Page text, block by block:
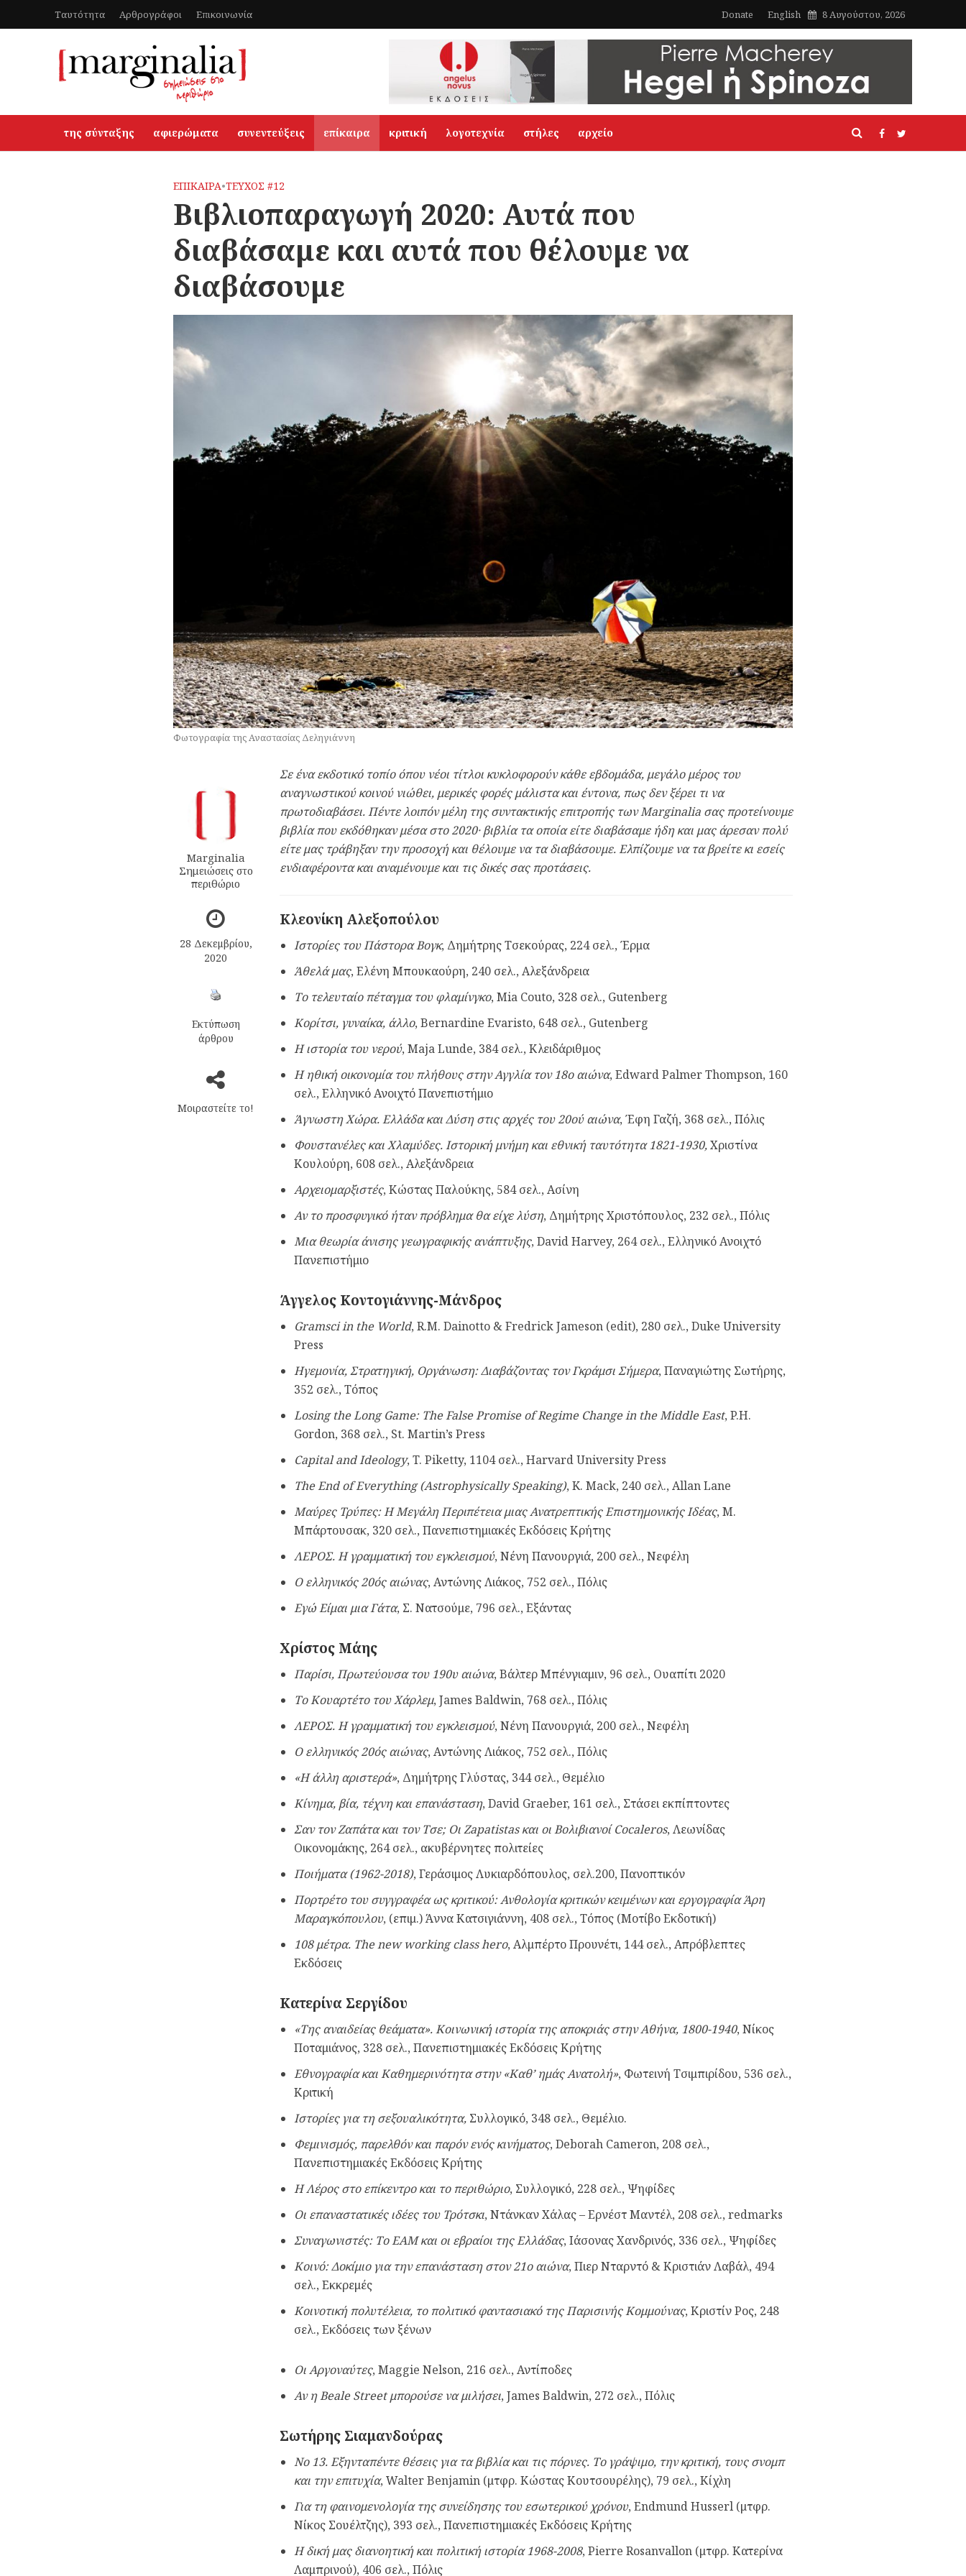
Ταυτότητα Αρθρογράφοι Επικοινωνία Donate English 8 Αυγούστου, 2026
της σύνταξης αφιερώματα συνεντεύξεις επίκαιρα κριτική λογοτεχνία στήλες αρχείο
ΕΠΙΚΑΙΡΑ•ΤΕΥΧΟΣ #12
Βιβλιοπαραγωγή 2020: Αυτά που
διαβάσαμε και αυτά που θέλουμε να
διαβάσουμε
Φωτογραφία της Αναστασίας Δεληγιάννη
Marginalia
Σημειώσεις στο
περιθώριο
28 Δεκεμβρίου,
2020
Εκτύπωση
άρθρου
Μοιραστείτε το!
Σε ένα εκδοτικό τοπίο όπου νέοι τίτλοι κυκλοφορούν κάθε εβδομάδα, μεγάλο μέρος του
αναγνωστικού κοινού νιώθει, μερικές φορές μάλιστα και έντονα, πως δεν ξέρει τι να
πρωτοδιαβάσει. Πέντε λοιπόν μέλη της συντακτικής επιτροπής των Marginalia σας προτείνουμε
βιβλία που εκδόθηκαν μέσα στο 2020· βιβλία τα οποία είτε διαβάσαμε ήδη και μας άρεσαν πολύ
είτε μας τράβηξαν την προσοχή και θέλουμε να τα διαβάσουμε. Ελπίζουμε να τα βρείτε κι εσείς
ενδιαφέροντα και αναμένουμε και τις δικές σας προτάσεις.
Κλεονίκη Αλεξοπούλου
Ιστορίες του Πάστορα Βογκ, Δημήτρης Τσεκούρας, 224 σελ., Έρμα
Άθελά μας, Ελένη Μπουκαούρη, 240 σελ., Αλεξάνδρεια
Το τελευταίο πέταγμα του φλαμίνγκο, Mia Couto, 328 σελ., Gutenberg
Κορίτσι, γυναίκα, άλλο,Bernardine Evaristo, 648 σελ., Gutenberg
Η ιστορία του νερού, Maja Lunde, 384 σελ., Κλειδάριθμος
Η ηθική οικονομία του πλήθους στην Αγγλία τον 18ο αιώνα, Edward Palmer Thompson, 160
σελ., Ελληνικό Ανοιχτό Πανεπιστήμιο
Άγνωστη Χώρα. Ελλάδα και Δύση στις αρχές του 20ού αιώνα, Έφη Γαζή, 368 σελ., Πόλις
Φουστανέλες και Χλαμύδες. Ιστορική μνήμη και εθνική ταυτότητα 1821-1930,Χριστίνα
Κουλούρη, 608 σελ., Αλεξάνδρεια
Αρχειομαρξιστές, Κώστας Παλούκης, 584 σελ., Aσίνη
Αν το προσφυγικό ήταν πρόβλημα θα είχε λύση, Δημήτρης Χριστόπουλος, 232 σελ., Πόλις
Μια θεωρία άνισης γεωγραφικής ανάπτυξης, David Harvey, 264 σελ.,Ελληνικό Ανοιχτό
Πανεπιστήμιο
Άγγελος Κοντογιάννης-Μάνδρος
Gramsci in the World, R.M. Dainotto & Fredrick Jameson (edit), 280 σελ., Duke University
Press
Ηγεμονία, Στρατηγική, Οργάνωση: Διαβάζοντας τον Γκράμσι Σήμερα, Παναγιώτης Σωτήρης,
352 σελ., Τόπος
Losing the Long Game: The False Promise of Regime Change in the Middle East, P.H.
Gordon, 368 σελ., St. Martin’s Press
Capital and Ideology, T. Piketty, 1104 σελ., Harvard University Press
The End of Everything (Astrophysically Speaking), K. Mack, 240 σελ., Allan Lane
Μαύρες Τρύπες: Η Μεγάλη Περιπέτεια μιας Ανατρεπτικής Επιστημονικής Ιδέας, Μ.
Μπάρτουσακ, 320 σελ., Πανεπιστημιακές Εκδόσεις Κρήτης
ΛΕΡΟΣ. Η γραμματική του εγκλεισμού, Νένη Πανουργιά, 200 σελ., Νεφέλη
Ο ελληνικός 20ός αιώνας, Αντώνης Λιάκος, 752 σελ., Πόλις
Εγώ Είμαι μια Γάτα, Σ. Νατσούμε, 796 σελ., Εξάντας
Χρίστος Μάης
Παρίσι, Πρωτεύουσα του 190υ αιώνα, Βάλτερ Μπένγιαμιν, 96 σελ., Ουαπίτι 2020
Το Κουαρτέτο του Χάρλεμ, James Baldwin, 768 σελ., Πόλις
ΛΕΡΟΣ. Η γραμματική του εγκλεισμού, Νένη Πανουργιά, 200 σελ., Νεφέλη
Ο ελληνικός 20ός αιώνας, Αντώνης Λιάκος, 752 σελ., Πόλις
«Η άλλη αριστερά», Δημήτρης Γλύστας, 344 σελ., Θεμέλιο
Κίνημα, βία, τέχνη και επανάσταση, David Graeber, 161 σελ., Στάσει εκπίπτοντες
Σαν τον Ζαπάτα και τον Τσε; Οι Zapatistas και οι Βολιβιανοί Cocaleros, Λεωνίδας
Οικονομάκης, 264 σελ., ακυβέρνητες πολιτείες
Ποιήματα (1962-2018), Γεράσιμος Λυκιαρδόπουλος, σελ.200, Πανοπτικόν
Πορτρέτο του συγγραφέα ως κριτικού: Ανθολογία κριτικών κειμένων και εργογραφία Άρη
Μαραγκόπουλου, (επιμ.) Άννα Κατσιγιάννη, 408 σελ., Τόπος (Μοτίβο Εκδοτική)
108 μέτρα. The new working class hero, Αλμπέρτο Προυνέτι, 144 σελ., Απρόβλεπτες
Εκδόσεις
Κατερίνα Σεργίδου
«Της αναιδείας θεάματα». Κοινωνική ιστορία της αποκριάς στην Αθήνα, 1800-1940, Νίκος
Ποταμιάνος, 328 σελ., Πανεπιστημιακές Εκδόσεις Κρήτης
Εθνογραφία και Καθημερινότητα στην «Καθ’ ημάς Ανατολή», Φωτεινή Τσιμπιρίδου, 536 σελ.,
Κριτική
Ιστορίες για τη σεξουαλικότητα, Συλλογικό, 348 σελ., Θεμέλιο.
Φεμινισμός, παρελθόν και παρόν ενός κινήματος, Deborah Cameron, 208 σελ.,
Πανεπιστημιακές Εκδόσεις Κρήτης
Η Λέρος στο επίκεντρο και το περιθώριο, Συλλογικό, 228 σελ., Ψηφίδες
Οι επαναστατικές ιδέες του Τρότσκι, Ντάνκαν Χάλας – Ερνέστ Μαντέλ, 208 σελ., redmarks
Συναγωνιστές: Το ΕΑΜ και οι εβραίοι της Ελλάδας, Ιάσονας Χανδρινός, 336 σελ., Ψηφίδες
Κοινό: Δοκίμιο για την επανάσταση στον 21ο αιώνα, Πιερ Νταρντό & Κριστιάν Λαβάλ, 494
σελ., Εκκρεμές
Κοινοτική πολυτέλεια, το πολιτικό φαντασιακό της Παρισινής Κομμούνας, Κριστίν Ρος, 248
σελ., Εκδόσεις των ξένων
Οι Αργοναύτες, Maggie Nelson, 216 σελ., Αντίποδες
Αν η Beale Street μπορούσε να μιλήσει, James Baldwin, 272 σελ., Πόλις
Σωτήρης Σιαμανδούρας
No13. Εξηνταπέντε θέσεις για τα βιβλία και τις πόρνες. Το γράψιμο, την κριτική, τους σνομπ
και την επιτυχία,WalterBenjamin (μτφρ. Κώστας Κουτσουρέλης), 79 σελ., Κίχλη
Για τη φαινομενολογία της συνείδησης του εσωτερικού χρόνου,Endmund Husserl (μτφρ.
Νίκος Σουέλτζης), 393 σελ., Πανεπιστημιακές Εκδόσεις Κρήτης
Η δική μας διανοητική και πολιτική ιστορία 1968-2008,PierreRosanvallon (μτφρ. Κατερίνα
Λαμπρινού), 406 σελ., Πόλις